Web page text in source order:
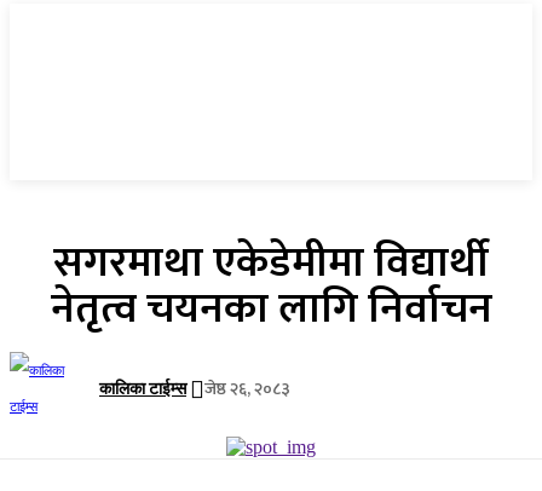
सगरमाथा एकेडेमीमा विद्यार्थी
नेतृत्व चयनका लागि निर्वाचन
कालिका टाईम्स जेष्ठ २६, २०८३